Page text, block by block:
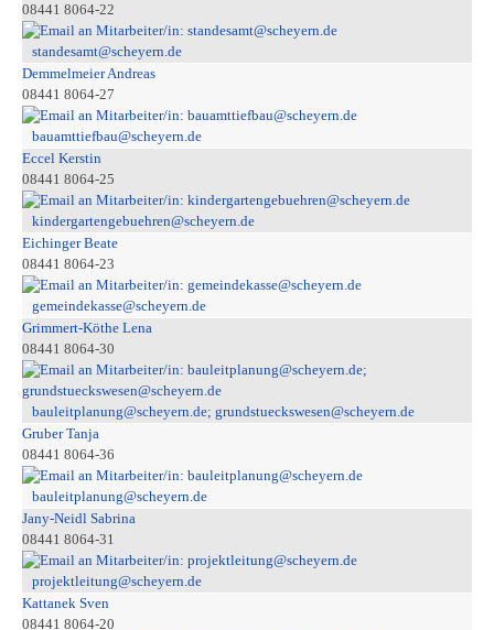
08441 8064-22
standesamt@scheyern.de
Demmelmeier Andreas
08441 8064-27
bauamttiefbau@scheyern.de
Eccel Kerstin
08441 8064-25
kindergartengebuehren@scheyern.de
Eichinger Beate
08441 8064-23
gemeindekasse@scheyern.de
Grimmert-Köthe Lena
08441 8064-30
bauleitplanung@scheyern.de; grundstueckswesen@scheyern.de
Gruber Tanja
08441 8064-36
bauleitplanung@scheyern.de
Jany-Neidl Sabrina
08441 8064-31
projektleitung@scheyern.de
Kattanek Sven
08441 8064-20